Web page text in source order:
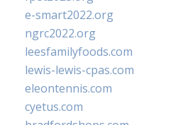
e-smart2022.org
ngrc2022.org
leesfamilyfoods.com
lewis-lewis-cpas.com
eleontennis.com
cyetus.com